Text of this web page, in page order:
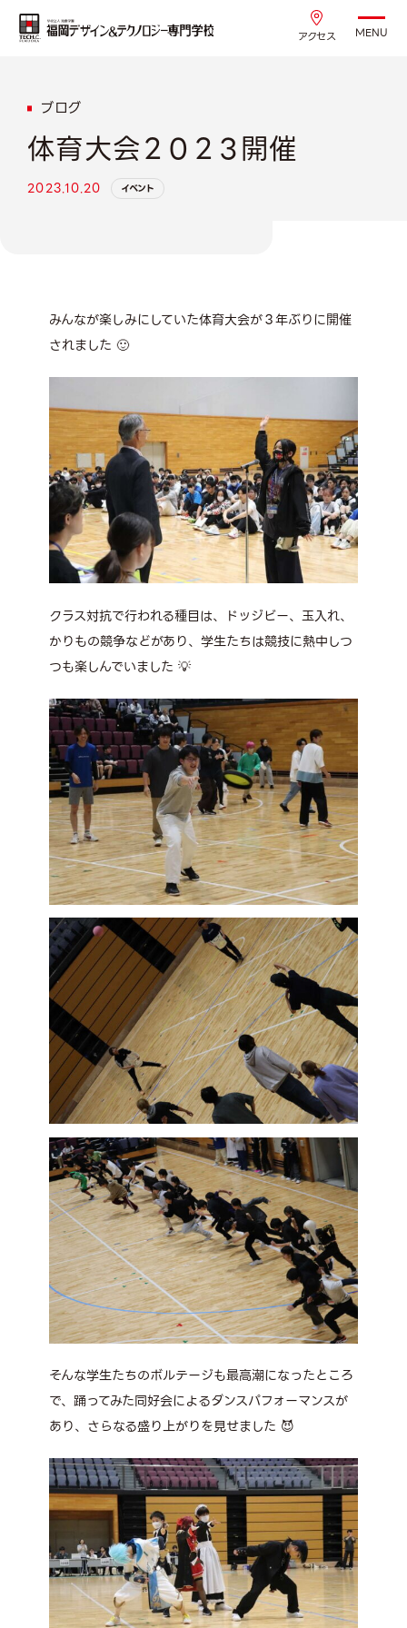
アクセス MENU
ブログ
体育大会２０２３開催
2023.10.20 イベント
みんなが楽しみにしていた体育大会が３年ぶりに開催
されました 🙂
クラス対抗で行われる種目は、ドッジビー、玉入れ、
かりもの競争などがあり、学生たちは競技に熱中しつ
つも楽しんでいました 💡
そんな学生たちのボルテージも最高潮になったところ
で、踊ってみた同好会によるダンスパフォーマンスが
あり、さらなる盛り上がりを見せました 😈